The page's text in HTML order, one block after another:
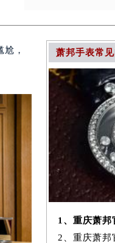
，
萧邦手表常